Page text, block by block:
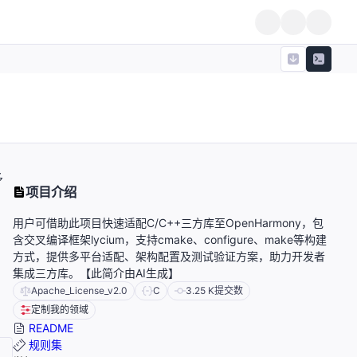
项目介绍
用户可借助此项目快速适配C/C++三方库至OpenHarmony，包
含交叉编译框架lycium，支持cmake、configure、make等构建
方式，提供多平台适配、架构配置及测试验证方案，助力开发者
集成三方库。【此简介由AI生成】
Apache_License_v2.0 C 3.25 K提交数
定制我的领域
README
规则集